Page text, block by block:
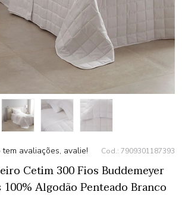
avaliações, avalie! Cod.: 7909301187393
Cetim 300 Fios Buddemeyer
Algodão Penteado Branco